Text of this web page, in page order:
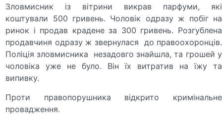
Зловмисник із вітрини викрав парфуми, які
коштували 500 гривень. Чоловік одразу ж побіг на
ринок і продав крадене за 300 гривень. Розгублена
продавчиня одразу ж звернулася до правоохоронців.
Поліція зловмисника незадовго знайшла, та грошей у
чоловіка уже не було. Він їх витратив на їжу та
випивку.
Проти правопорушника відкрито кримінальне
провадження.